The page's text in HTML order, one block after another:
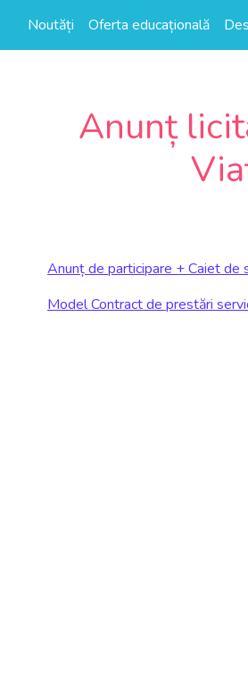
Noutăți Oferta educațională
Anunț
Anunț de participare + Caiet de
Model Contract de prestări